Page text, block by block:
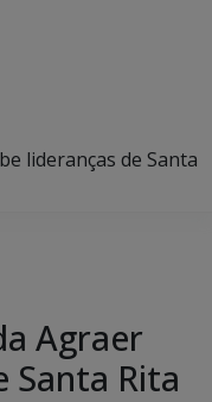
lideranças de Santa
Agraer
Santa Rita